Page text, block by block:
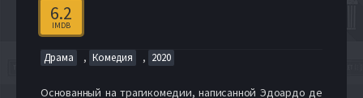
6.2
IMDB
Драма , Комедия , 2020
Основанный на трагикомедии, написанной Эдоардо де